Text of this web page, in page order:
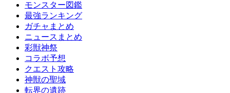
モンスター図鑑
最強ランキング
ガチャまとめ
ニュースまとめ
彩獣神祭
コラボ予想
クエスト攻略
神獣の聖域
転界の遺跡